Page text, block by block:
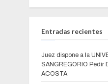
Entradas recientes
Juez dispone a la
SANGREGORIO Pedir
ACOSTA